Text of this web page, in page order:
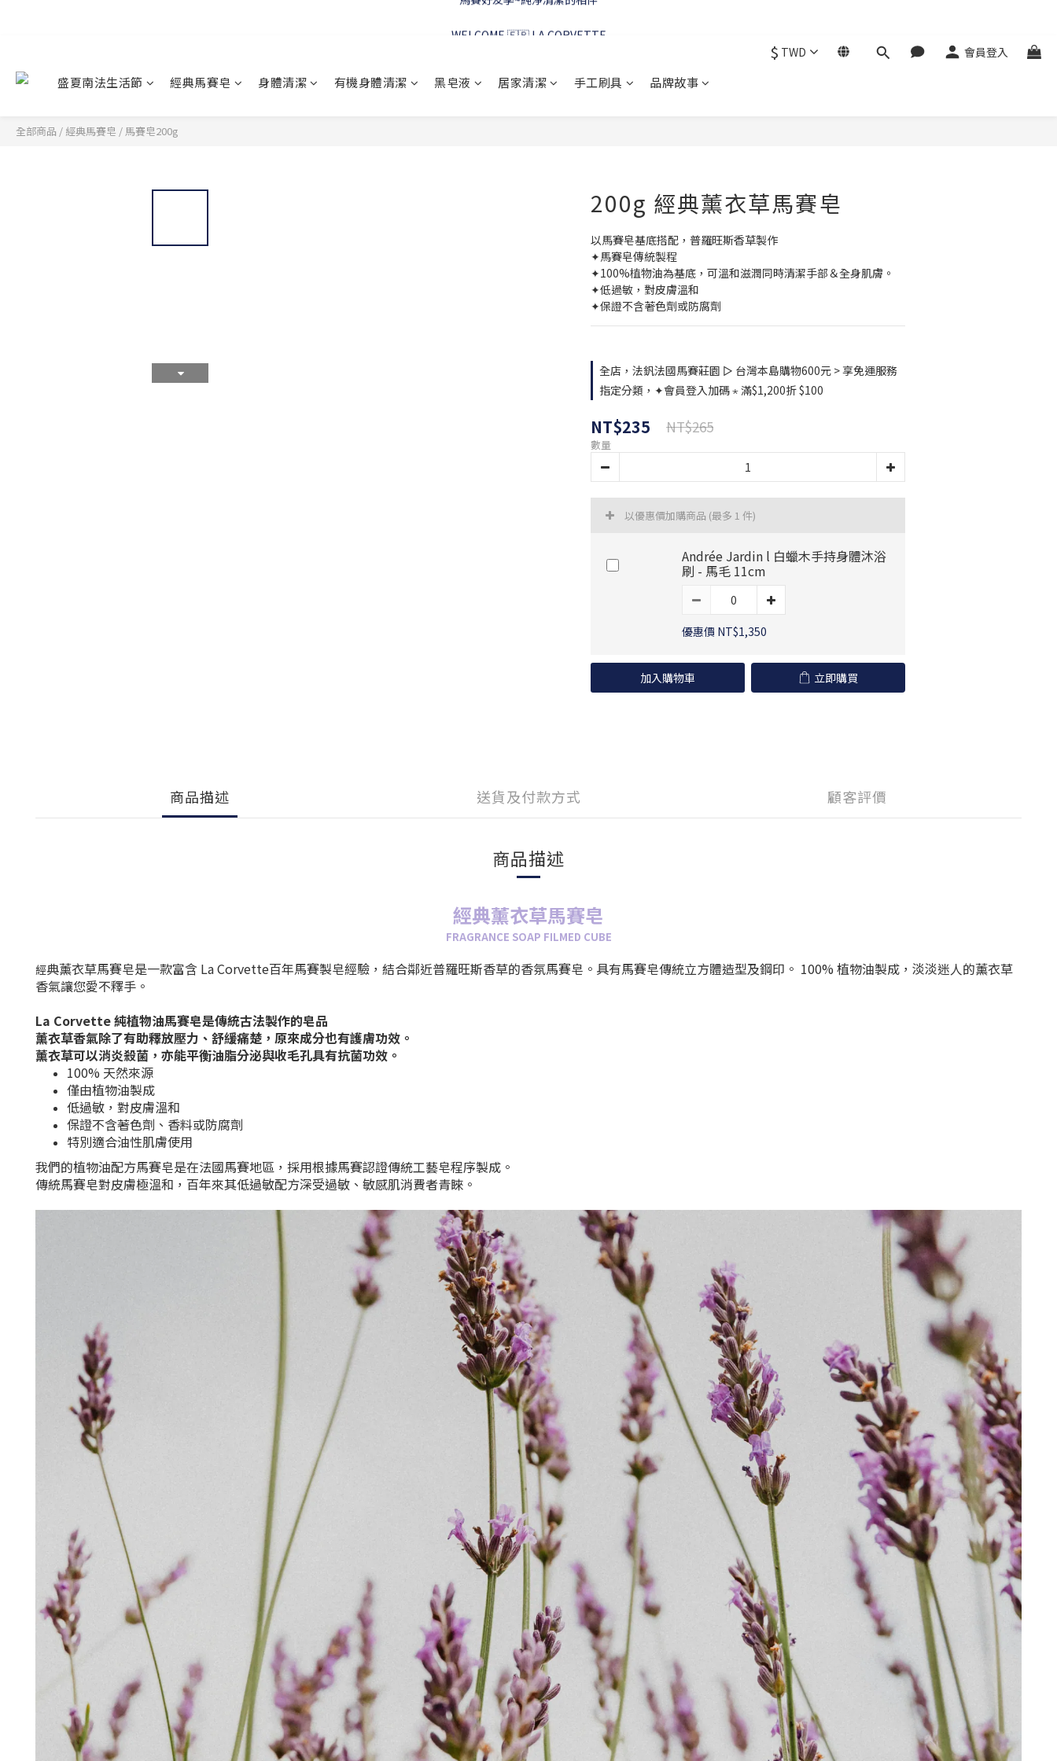
WELCOME 🇫🇷 LA CORVETTE
$ TWD 會員登入
盛夏南法生活節 經典馬賽皂 身體清潔 有機身體清潔 黑皂液 居家清潔 手工刷具 品牌故事
全部商品 / 經典馬賽皂 / 馬賽皂200g
200g 經典薰衣草馬賽皂
以馬賽皂基底搭配，普羅旺斯香草製作
✦馬賽皂傳統製程
✦100%植物油為基底，可溫和滋潤同時清潔手部＆全身肌膚。
✦低過敏，對皮膚溫和
✦保證不含著色劑或防腐劑
全店，法釩法國馬賽莊園 ▻ 台灣本島購物600元 > 享免運服務
指定分類，✦會員登入加碼 ⋆ 滿$1,200折 $100
NT$235 NT$265
數量
以優惠價加購商品 (最多 1 件)
Andrée Jardin l 白蠟木手持身體沐浴
刷 - 馬毛 11cm
優惠價 NT$1,350
加入購物車 立即購買
商品描述 送貨及付款方式 顧客評價
商品描述
經典薰衣草馬賽皂
FRAGRANCE SOAP FILMED CUBE
經典薰衣草馬賽皂是一款富含 La Corvette百年馬賽製皂經驗，結合鄰近普羅旺斯香草的香氛馬賽皂。具有馬賽皂傳統立方體造型及鋼印。 100% 植物油製成，淡淡迷人的薰衣草
香氣讓您愛不釋手。
La Corvette 純植物油馬賽皂是傳統古法製作的皂品
薰衣草香氣除了有助釋放壓力、舒緩痛楚，原來成分也有護膚功效。
薰衣草可以消炎殺菌，亦能平衡油脂分泌與收毛孔具有抗菌功效 。
100% 天然來源
僅由植物油製成
低過敏，對皮膚溫和
保證不含著色劑、香料或防腐劑
特別適合油性肌膚使用
我們的植物油配方馬賽皂是在法國馬賽地區，採用根據馬賽認證傳統工藝皂程序製成。
傳統馬賽皂對皮膚極溫和，百年來其低過敏配方深受過敏、敏感肌消費者青睞。